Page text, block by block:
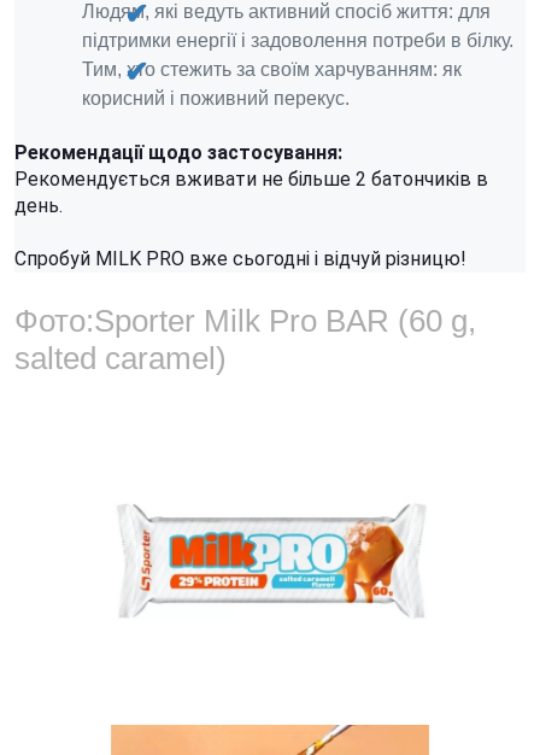
Людям, які ведуть активний спосіб життя: для
підтримки енергії і задоволення потреби в білку.
Тим, хто стежить за своїм харчуванням: як
корисний і поживний перекус.
Рекомендації щодо застосування:
Рекомендується вживати не більше 2 батончиків в
день.
Спробуй MILK PRO вже сьогодні і відчуй різницю!
Фото:Sporter Milk Pro BAR (60 g,
salted caramel)